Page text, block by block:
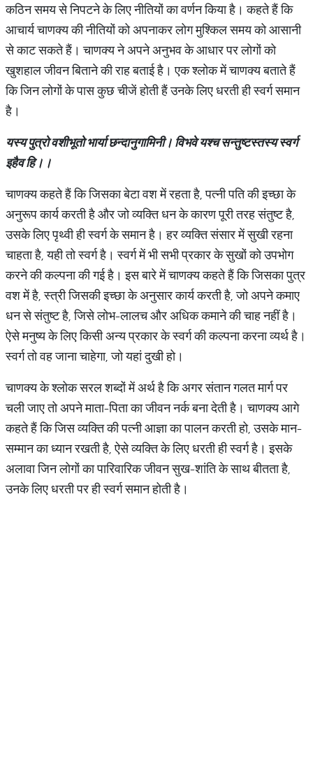
कठिन समय से निपटने के लिए नीतियों का वर्णन किया है। कहते हैं कि
आचार्य चाणक्य की नीतियों को अपनाकर लोग मुश्किल समय को आसानी
से काट सकते हैं। चाणक्य ने अपने अनुभव के आधार पर लोगों को
खुशहाल जीवन बिताने की राह बताई है। एक श्लोक में चाणक्य बताते हैं
कि जिन लोगों के पास कुछ चीजें होती हैं उनके लिए धरती ही स्वर्ग समान
है।
यस्य पुत्रो वशीभूतो भार्या छन्दानुगामिनी। विभवे यश्च सन्तुष्टस्तस्य स्वर्ग
इहैव हि।।
चाणक्य कहते हैं कि जिसका बेटा वश में रहता है, पत्नी पति की इच्छा के
अनुरूप कार्य करती है और जो व्यक्ति धन के कारण पूरी तरह संतुष्ट है,
उसके लिए पृथ्वी ही स्वर्ग के समान है। हर व्यक्ति संसार में सुखी रहना
चाहता है, यही तो स्वर्ग है। स्वर्ग में भी सभी प्रकार के सुखों को उपभोग
करने की कल्पना की गई है। इस बारे में चाणक्य कहते हैं कि जिसका पुत्र
वश में है, स्त्री जिसकी इच्छा के अनुसार कार्य करती है, जो अपने कमाए
धन से संतुष्ट है, जिसे लोभ-लालच और अधिक कमाने की चाह नहीं है।
ऐसे मनुष्य के लिए किसी अन्य प्रकार के स्वर्ग की कल्पना करना व्यर्थ है।
स्वर्ग तो वह जाना चाहेगा, जो यहां दुखी हो।
चाणक्य के श्लोक सरल शब्दों में अर्थ है कि अगर संतान गलत मार्ग पर
चली जाए तो अपने माता-पिता का जीवन नर्क बना देती है। चाणक्य आगे
कहते हैं कि जिस व्यक्ति की पत्नी आज्ञा का पालन करती हो, उसके मान-
सम्मान का ध्यान रखती है, ऐसे व्यक्ति के लिए धरती ही स्वर्ग है। इसके
अलावा जिन लोगों का पारिवारिक जीवन सुख-शांति के साथ बीतता है,
उनके लिए धरती पर ही स्वर्ग समान होती है।